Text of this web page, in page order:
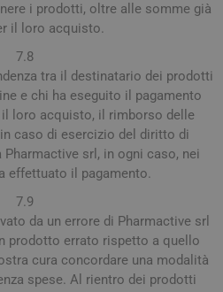
i prodotti, oltre alle somme già
il loro acquisto.
7.8
tra il destinatario dei prodotti
e chi ha eseguito il pagamento
loro acquisto, il rimborso delle
caso di esercizio del diritto di
srl, in ogni caso, nei
effettuato il pagamento.
7.9
da un errore di Pharmactive srl
prodotto errato rispetto a quello
cura concordare una modalità
spese. Al rientro dei prodotti